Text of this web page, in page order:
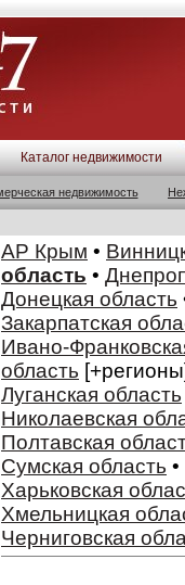
Каталог недвижимости
недвижимость
АР Крым •
область •
Донецкая область
Закарпатская
Ивано-
область
Луганская область
Николаевская
Полтавская
Сумская область •
Харьковская
Хмельницкая
Черниговская